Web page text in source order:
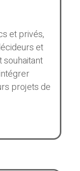
et privés,
et
projets de